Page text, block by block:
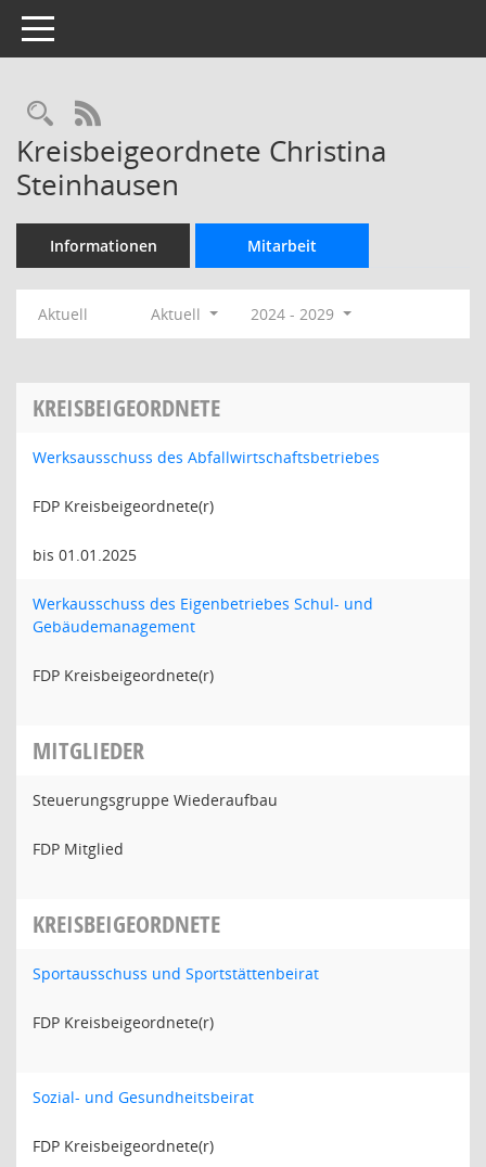
Toggle navigation
Rechercheauswahl
RSS-Feed
Kreisbeigeordnete Christina
Steinhausen
Informationen Mitarbeit
Aktuell Aktuell 2024 - 2029
KREISBEIGEORDNETE
Werksausschuss des Abfallwirtschaftsbetriebes
FDP Kreisbeigeordnete(r)
bis 01.01.2025
Werkausschuss des Eigenbetriebes Schul- und
Gebäudemanagement
FDP Kreisbeigeordnete(r)
MITGLIEDER
Steuerungsgruppe Wiederaufbau
FDP Mitglied
KREISBEIGEORDNETE
Sportausschuss und Sportstättenbeirat
FDP Kreisbeigeordnete(r)
Sozial- und Gesundheitsbeirat
FDP Kreisbeigeordnete(r)